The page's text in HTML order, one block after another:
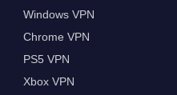
Windows VPN
Chrome VPN
PS5 VPN
Xbox VPN